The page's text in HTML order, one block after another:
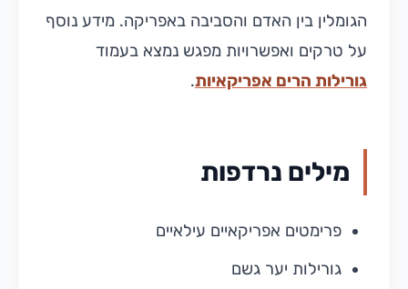
הגומלין בין האדם והסביבה באפריקה. מידע נוסף
על טרקים ואפשרויות מפגש נמצא בעמוד
גורילות הרים אפריקאיות.
מילים נרדפות
פרימטים אפריקאיים עילאיים
גורילות יער גשם